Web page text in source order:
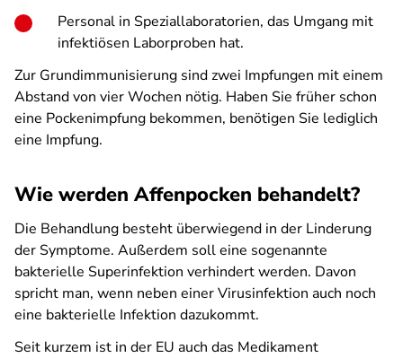
Personal in Speziallaboratorien, das Umgang mit
infektiösen Laborproben hat.
Zur Grundimmunisierung sind zwei Impfungen mit einem
Abstand von vier Wochen nötig. Haben Sie früher schon
eine Pockenimpfung bekommen, benötigen Sie lediglich
eine Impfung.
Wie werden Affenpocken behandelt?
Die Behandlung besteht überwiegend in der Linderung
der Symptome. Außerdem soll eine sogenannte
bakterielle Superinfektion verhindert werden. Davon
spricht man, wenn neben einer Virusinfektion auch noch
eine bakterielle Infektion dazukommt.
Seit kurzem ist in der EU auch das Medikament